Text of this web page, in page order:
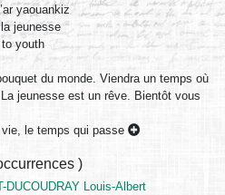
yaouankiz
jeunesse
to youth
du monde. Viendra un temps où
jeunesse est un rêve. Bientôt vous
le temps qui passe
)
DUCOUDRAY Louis-Albert